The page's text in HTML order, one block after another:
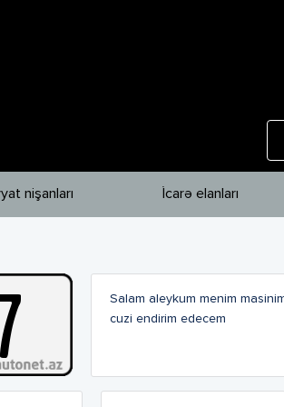
nişanları İcarə elanları
Salam aleykum menim
cuzi endirim edecem